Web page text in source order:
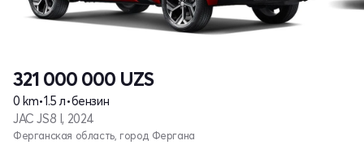
321 000 000 UZS
0 km•1.5 л•бензин
JAC JS8 I, 2024
Ферганская область, город Фергана